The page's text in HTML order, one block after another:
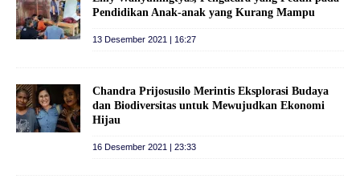
Pendidikan Anak-anak yang Kurang Mampu
13 Desember 2021 | 16:27
Chandra Prijosusilo Merintis Eksplorasi Budaya
dan Biodiversitas untuk Mewujudkan Ekonomi
Hijau
16 Desember 2021 | 23:33